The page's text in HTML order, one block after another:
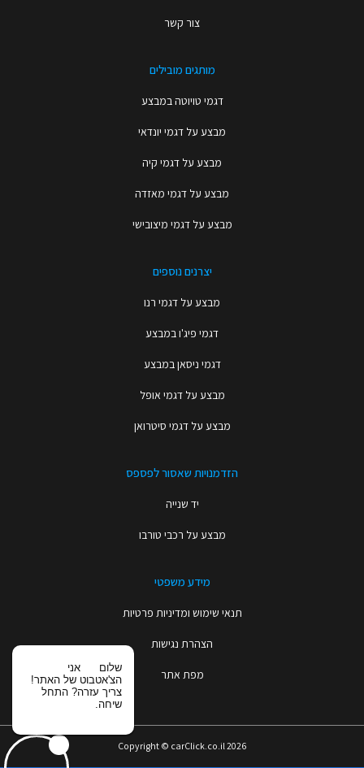
צור קשר
מותגים מובילים
דגמי טויוטה במבצע
מבצע על דגמי יונדאי
מבצע על דגמי קיה
מבצע על דגמי מאזדה
מבצע על דגמי מיצובישי
יצרנים נוספים
מבצע על דגמי רנו
דגמי פיג'ו במבצע
דגמי ניסאן במבצע
מבצע על דגמי אופל
מבצע על דגמי סיטרואן
הזדמנויות שאסור לפספס
יד שנייה
מבצע על רכבי טורבו
מידע משפטי
תנאי שימוש ומדיניות פרטיות
הצהרת נגישות
מפת אתר
Copyright © carClick.co.il 2026
שלום
אני
הצ'אטבוט של האתר!
צריך עזרה? התחל
שיחה.